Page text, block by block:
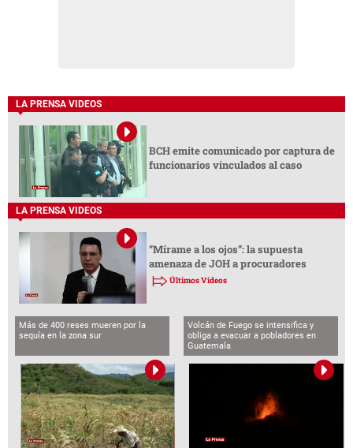
LA PRENSA VIDEOS
BCH emite comunicado por captura de
funcionarios vinculados al caso
LA PRENSA VIDEOS
“Mírame a los ojos”: la supuesta
amenaza de JOH a procuradores
Últimos Videos
Más de 400 reses mueren por la
sequía en la zona sur
Volcán de Fuego se intensifica y
obliga a evacuar a pobladores en
Guatemala